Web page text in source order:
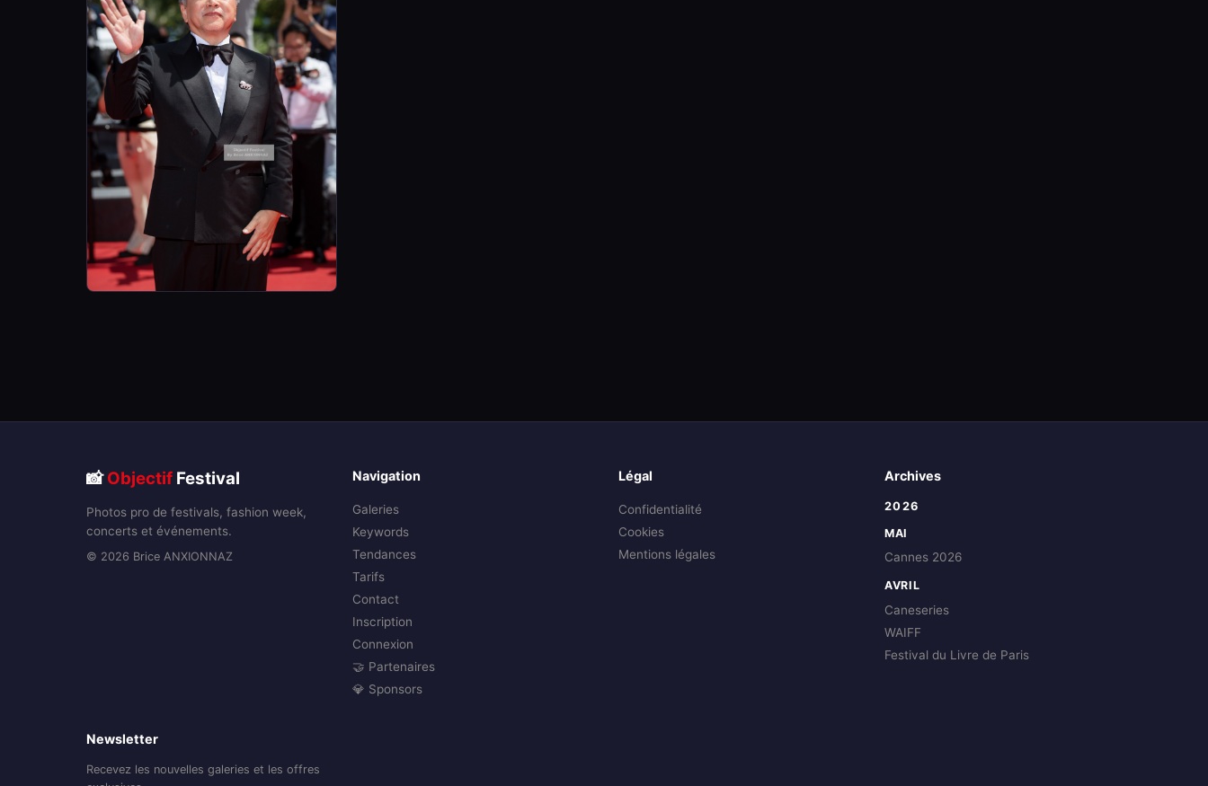
📸Objectif Festival
Photos pro de festivals, fashion week,
concerts et événements.
© 2026 Brice ANXIONNAZ
Navigation
Galeries
Keywords
Tendances
Tarifs
Contact
Inscription
Connexion
🤝 Partenaires
💎 Sponsors
Légal
Confidentialité
Cookies
Mentions légales
Archives
2026
MAI
Cannes 2026
AVRIL
Caneseries
WAIFF
Festival du Livre de Paris
Newsletter
Recevez les nouvelles galeries et les offres